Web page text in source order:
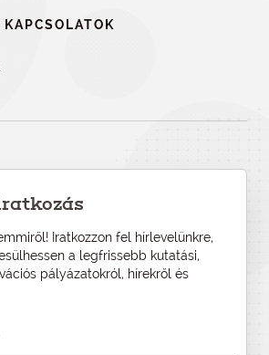
Iratkozzon fel hírlevelünkre,
a legfrissebb kutatási,
pályázatokról, hírekről és